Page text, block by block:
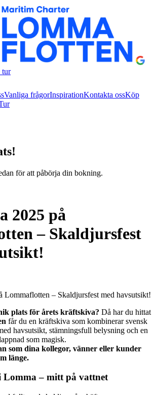
tur
Vanliga frågorInspirationKontakta ossKöp
för att påbörja din bokning.
2025 på
– Skaldjursfest
plats för årets kräftskiva? Då har du hittat
får du en kräftskiva som kombinerar svensk
havsutsikt, stämningsfull belysning och en
som magisk.
som dina kollegor, vänner eller kunder
länge.
– mitt på vattnet